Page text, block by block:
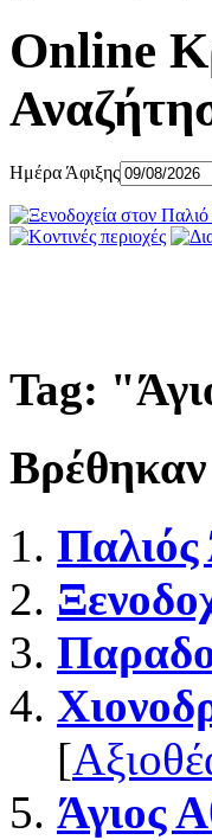
Online
Ημέρα Άφιξης
Tag: "
Βρέθηκαν
Παλιός
[
Άγιος